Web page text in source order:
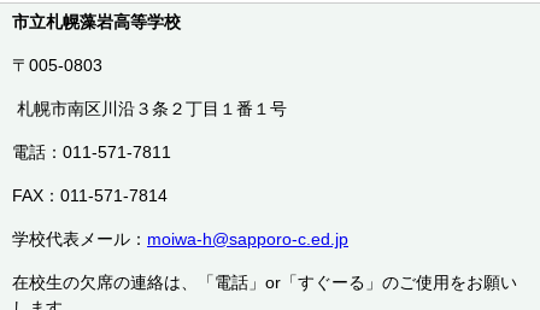
市立札幌藻岩高等学校
〒005-0803
札幌市南区川沿３条２丁目１番１号
電話：011-571-7811
FAX：011-571-7814
学校代表メール： moiwa-h@sapporo-c.ed.jp
在校生の欠席の連絡は、「電話」or「すぐーる」のご使用をお願い